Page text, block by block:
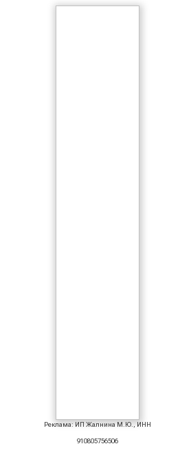
Реклама: ИП Жалнина М.Ю., ИНН
910805756506